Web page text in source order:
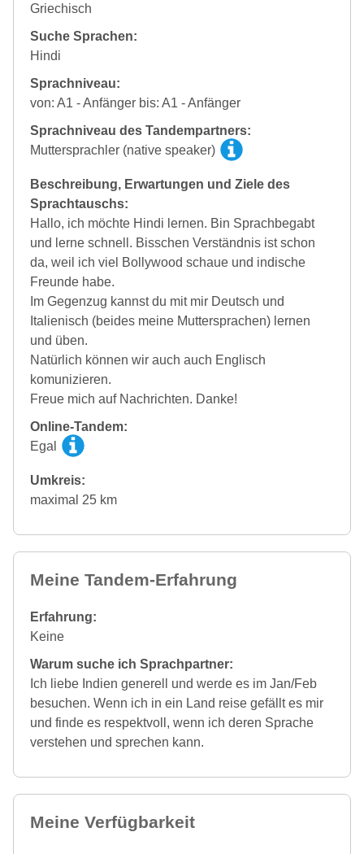
Griechisch
Suche Sprachen:
Hindi
Sprachniveau:
von: A1 - Anfänger bis: A1 - Anfänger
Sprachniveau des Tandempartners:
Muttersprachler (native speaker)
Beschreibung, Erwartungen und Ziele des
Sprachtauschs:
Hallo, ich möchte Hindi lernen. Bin Sprachbegabt
und lerne schnell. Bisschen Verständnis ist schon
da, weil ich viel Bollywood schaue und indische
Freunde habe.
Im Gegenzug kannst du mit mir Deutsch und
Italienisch (beides meine Muttersprachen) lernen
und üben.
Natürlich können wir auch auch Englisch
komunizieren.
Freue mich auf Nachrichten. Danke!
Online-Tandem:
Egal
Umkreis:
maximal 25 km
Meine Tandem-Erfahrung
Erfahrung:
Keine
Warum suche ich Sprachpartner:
Ich liebe Indien generell und werde es im Jan/Feb
besuchen. Wenn ich in ein Land reise gefällt es mir
und finde es respektvoll, wenn ich deren Sprache
verstehen und sprechen kann.
Meine Verfügbarkeit